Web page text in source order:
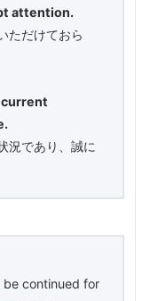
attention.
ただけておら
況であり、誠に
be continued for